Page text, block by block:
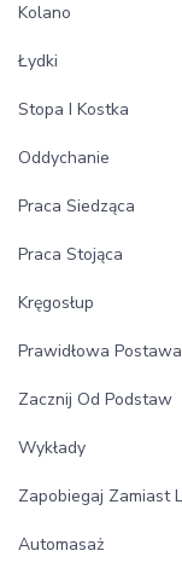
Kolano
Łydki
Stopa I Kostka
Oddychanie
Praca Siedząca
Praca Stojąca
Kręgosłup
Prawidłowa Postawa
Zacznij Od Podstaw
Wykłady
Zapobiegaj Zamiast
Automasaż